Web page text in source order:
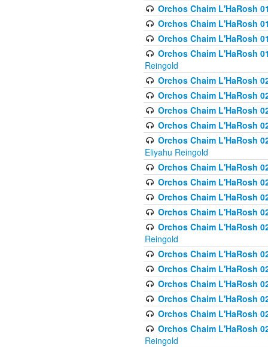
Orchos Chaim L'HaRosh
Orchos Chaim L'HaRosh
Orchos Chaim L'HaRosh
Orchos Chaim L'HaRosh
Reingold
Orchos Chaim L'HaRosh
Orchos Chaim L'HaRosh
Orchos Chaim L'HaRosh
Orchos Chaim L'HaRosh
Orchos Chaim L'HaRosh
Eliyahu Reingold
Orchos Chaim L'HaRosh
Orchos Chaim L'HaRosh
Orchos Chaim L'HaRosh
Orchos Chaim L'HaRosh
Orchos Chaim L'HaRosh
Reingold
Orchos Chaim L'HaRosh
Orchos Chaim L'HaRosh
Orchos Chaim L'HaRosh
Orchos Chaim L'HaRosh
Orchos Chaim L'HaRosh
Orchos Chaim L'HaRosh
Reingold